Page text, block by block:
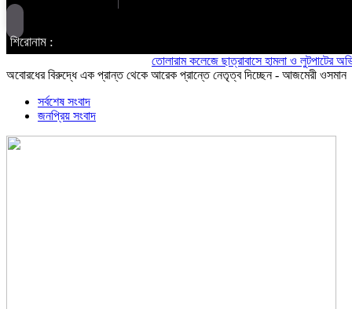
শিরোনাম :
তোলারাম কলেজে ছাত্রাবাসে হামলা ও লুটপাটের অভিযোগ
অবোরধের বিরুদ্ধে এক প্রান্ত থেকে আরেক প্রান্তে নেতৃত্ব দিচ্ছেন - আজমেরী ওসমান
সর্বশেষ সংবাদ
জনপ্রিয় সংবাদ